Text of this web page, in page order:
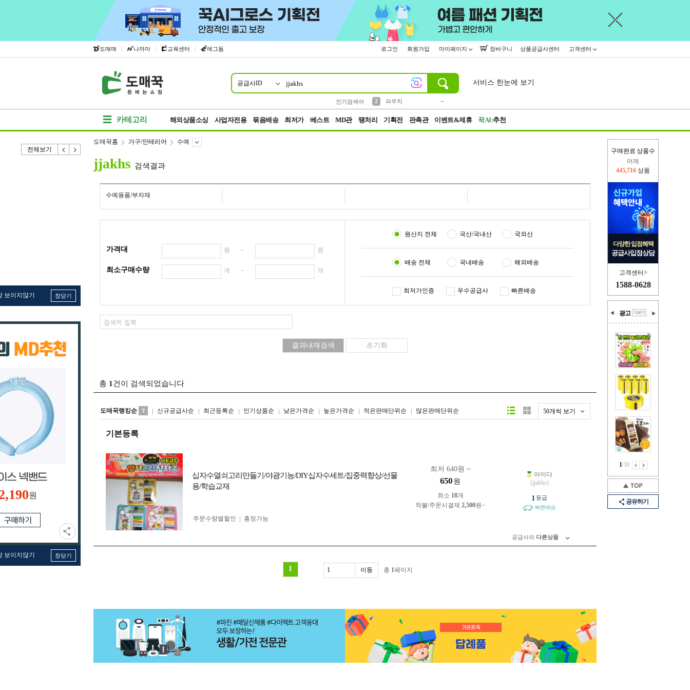
도매매 | 나까마 | 교육센터 | 에그돔 로그인 회원가입 마이페이지 장바구니 상품공급사센터 고객센터
공급사ID
인기검색어
2
파우치
서비스 한눈에 보기
카테고리 해외상품소싱 사업자전용 묶음배송 최저가 베스트 MD관 땡처리 기획전 판촉관 이벤트&제휴 꾹AI:추천
전체보기
보이지않기 창닫기
원
보이지않기 창닫기
구매완료 상품수
어제
445,716 상품
다양한 입점혜택
공급사입점상담
고객센터
1588-0628
광고
1/10
공유하기
도매꾹홈 가구/인테리어 수예
jjakhs 검색결과
수예용품/부자재
가격대 원 ~ 원
최소구매수량 개 ~ 개
원산지 전체 국산/국내산 국외산
배송 전체 국내배송 해외배송
최저가인증 우수공급사 빠른배송
총 1 건이 검색되었습니다
도매꾹랭킹순 신규공급사순 최근등록순 인기상품순 낮은가격순 높은가격순 적은판매단위순 많은판매단위순 50개씩 보기
리스트형갤러리형
기본등록
십자수열쇠고리만들기/야광기능/DIY십자수세트/집중력향상/선물
용/학습교재
최저 640원 ~
650 원
최소 18개
착불/주문시결제 2,500원~
주문수량별할인
흥정가능
아이다
(jjakhs)
1 등급
빠른배송
공급사의 다른상품
1 총 1페이지